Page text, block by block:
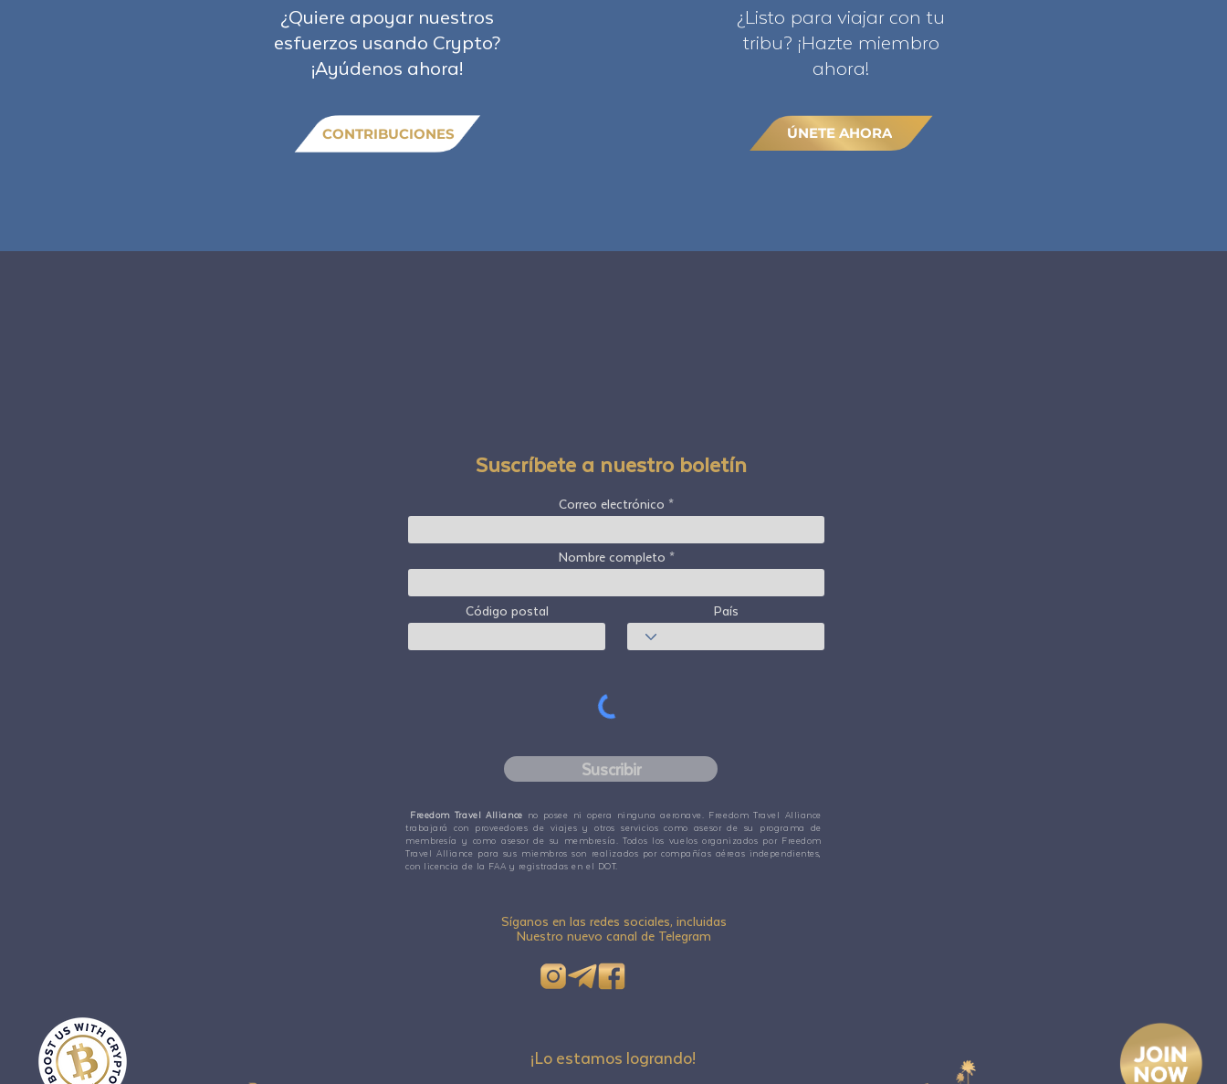
¿Quiere apoyar nuestros
esfuerzos usando Crypto?
¡Ayúdenos ahora!
CONTRIBUCIONES
¿Listo para viajar con tu
tribu? ¡Hazte miembro
ahora!
ÚNETE AHORA
Suscríbete a nuestro boletín
Correo electrónico
Nombre completo
Código postal País
Suscribir
Freedom Travel Alliance no posee ni opera ninguna aeronave. Freedom Travel Alliance
trabajará con proveedores de viajes y otros servicios como asesor de su programa de
membresía y como asesor de su membresía. Todos los vuelos organizados por Freedom
Travel Alliance para sus miembros son realizados por compañías aéreas independientes,
con licencia de la FAA y registradas en el DOT.
Síganos en las redes sociales, incluidas
Nuestro nuevo canal de Telegram
¡Lo estamos logrando!